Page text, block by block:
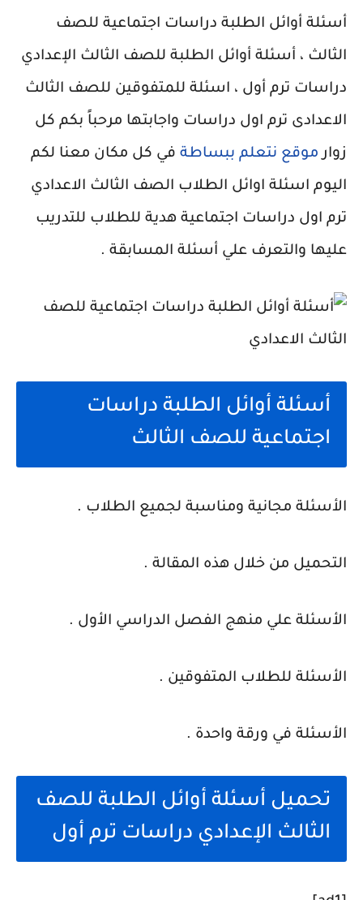
أسئلة أوائل الطلبة دراسات اجتماعية للصف
الثالث ، أسئلة أوائل الطلبة للصف الثالث الإعدادي
دراسات ترم أول ، اسئلة للمتفوقين للصف الثالث
الاعدادى ترم اول دراسات واجابتها مرحباً بكم كل
زوار موقع نتعلم ببساطة في كل مكان معنا لكم
اليوم اسئلة اوائل الطلاب الصف الثالث الاعدادي
ترم اول دراسات اجتماعية هدية للطلاب للتدريب
عليها والتعرف علي أسئلة المسابقة .
أسئلة أوائل الطلبة دراسات
اجتماعية للصف الثالث
الأسئلة مجانية ومناسبة لجميع الطلاب .
التحميل من خلال هذه المقالة .
الأسئلة علي منهج الفصل الدراسي الأول .
الأسئلة للطلاب المتفوقين .
الأسئلة في ورقة واحدة .
تحميل أسئلة أوائل الطلبة للصف
الثالث الإعدادي دراسات ترم أول